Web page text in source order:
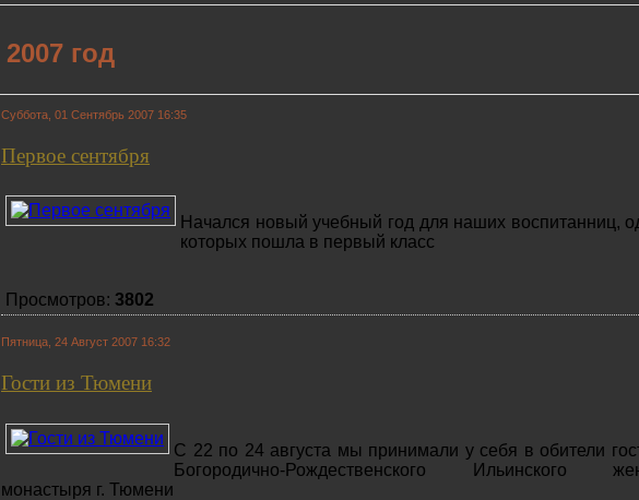
2007 год
Суббота, 01 Сентябрь 2007 16:35
Первое сентября
Начался новый учебный год для наших воспитанниц,
которых пошла в первый класс
Просмотров: 3802
Пятница, 24 Август 2007 16:32
Гости из Тюмени
С 22 по 24 августа мы принимали у себя в обители
Богородично-Рождественского Ильинского
монастыря г. Тюмени